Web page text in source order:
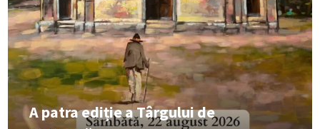
A patra ediție a Târgului de